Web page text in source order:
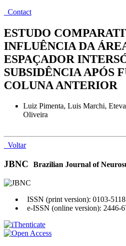
Contact
ESTUDO
INFLUÊNCIA DA
ESPAÇADOR
SUBSIDÊNCIA APÓS
COLUNA ANTERIOR
Luiz Pimenta, Luis Marchi,
Oliveira
Voltar
JBNC Brazilian Journal of
ISSN (print version): 0103-5118
e-ISSN (online version): 2446-